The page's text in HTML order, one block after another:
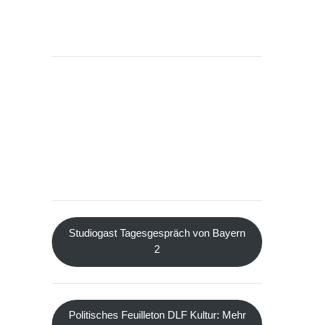
Studiogast Tagesgespräch von Bayern
2
Politisches Feuilleton DLF Kultur: Mehr